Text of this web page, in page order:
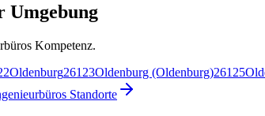
Umgebung
Kompetenz.
Oldenburg26123Oldenburg (Oldenburg)26125
Standorte